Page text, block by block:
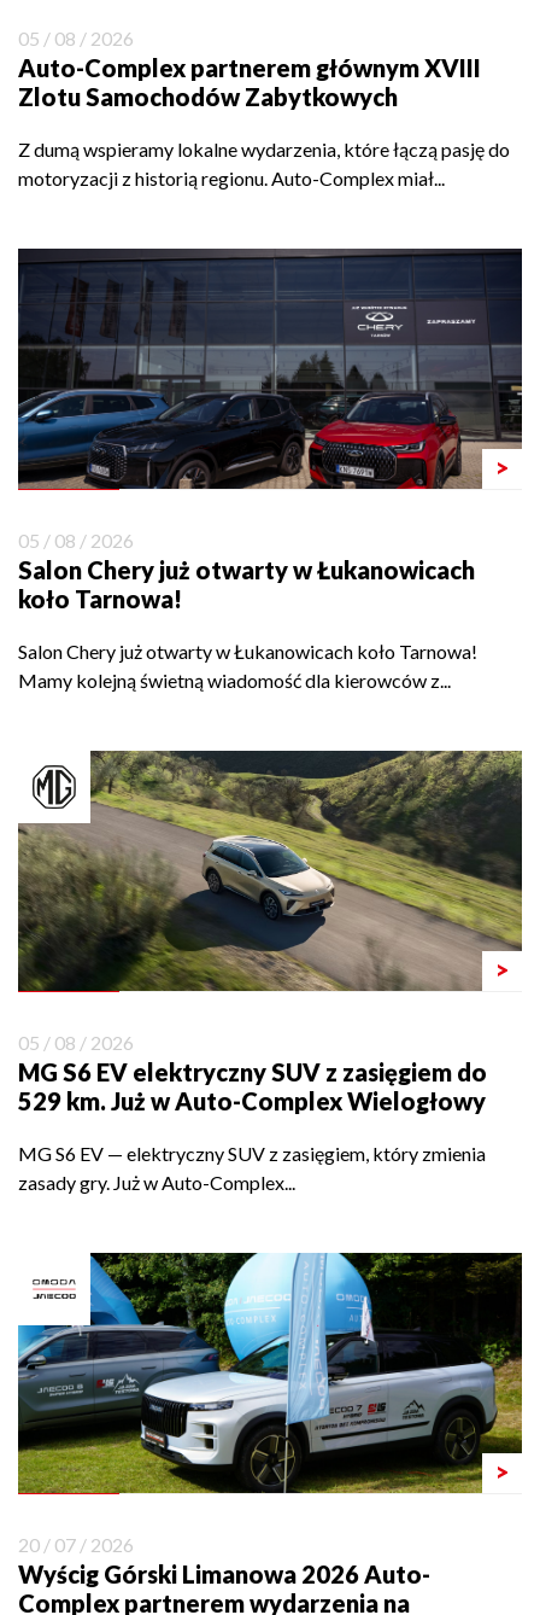
05 / 08 / 2026
Auto-Complex partnerem głównym XVIII
Zlotu Samochodów Zabytkowych
Z dumą wspieramy lokalne wydarzenia, które łączą pasję do
motoryzacji z historią regionu. Auto-Complex miał...
>
05 / 08 / 2026
Salon Chery już otwarty w Łukanowicach
koło Tarnowa!
Salon Chery już otwarty w Łukanowicach koło Tarnowa!
Mamy kolejną świetną wiadomość dla kierowców z...
>
05 / 08 / 2026
MG S6 EV elektryczny SUV z zasięgiem do
529 km. Już w Auto-Complex Wielogłowy
MG S6 EV — elektryczny SUV z zasięgiem, który zmienia
zasady gry. Już w Auto-Complex...
>
20 / 07 / 2026
Wyścig Górski Limanowa 2026 Auto-
Complex partnerem wydarzenia na